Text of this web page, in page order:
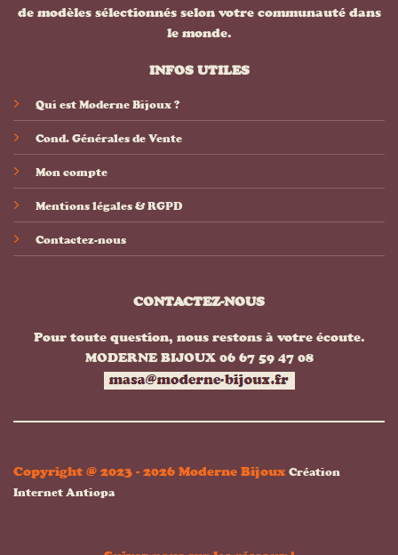
de modèles sélectionnés selon votre communauté dans
le monde.
INFOS UTILES
Qui est Moderne Bijoux ?
Cond. Générales de Vente
Mon compte
Mentions légales & RGPD
Contactez-nous
CONTACTEZ-NOUS
Pour toute question, nous restons à votre écoute.
MODERNE BIJOUX 06 67 59 47 08
Copyright @ 2023 - 2026 Moderne Bijoux Création
Internet Antiopa